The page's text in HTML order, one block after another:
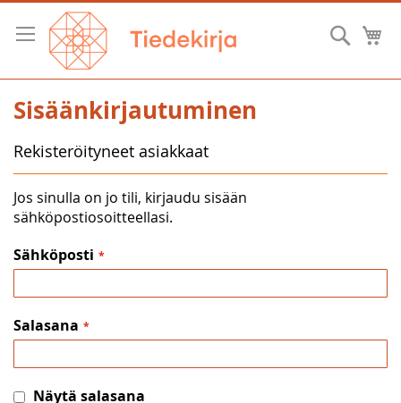
Skip
Content
Hae
Sisäänkirjautuminen
Rekisteröityneet asiakkaat
Jos sinulla on jo tili, kirjaudu sisään
sähköpostiosoitteellasi.
Sähköposti
Salasana
Näytä salasana